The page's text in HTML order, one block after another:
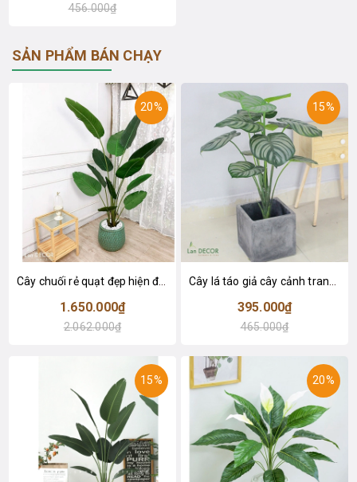
456.000₫
SẢN PHẨM BÁN CHẠY
20%
Cây chuối rẻ quạt đẹp hiện đại trang trí 1m8 - LC3019 (Gồm 12 lá)
1.650.000₫
2.062.000₫
15%
395.000₫
465.000₫
15% 20%